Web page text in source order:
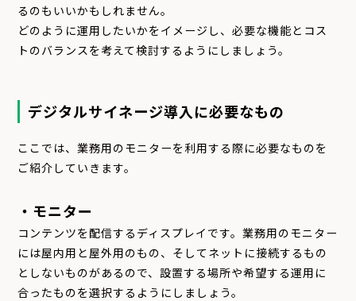
るのもいいかもしれません。
どのように運用したいかをイメージし、必要な機能とコス
トのバランスを考えて検討するようにしましょう。
デジタルサイネージ導入に必要なもの
ここでは、業務用のモニターを利用する際に必要なものを
ご紹介していきます。
・モニター
コンテンツを配信するディスプレイです。業務用のモニター
には屋内用と屋外用のもの、そしてネットに接続するもの
としないものがあるので、設置する場所や希望する運用に
合ったものを選択するようにしましょう。